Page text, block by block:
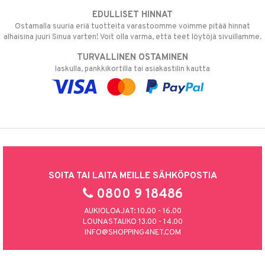
EDULLISET HINNAT
Ostamalla suuria eriä tuotteita varastoomme voimme pitää hinnat
alhaisina juuri Sinua varten! Voit olla varma, että teet löytöjä sivuillamme.
TURVALLINEN OSTAMINEN
laskulla, pankkikortilla tai asiakastilin kautta
SOITA TAI LAITA MEILLE SÄHKÖPOSTIA
0800 9 18486
AUKIOLOAJAT: 10.00 - 16.00
LOUNASTAUKO 13.00 - 14.00
INFO@SHOPPING4NET.COM